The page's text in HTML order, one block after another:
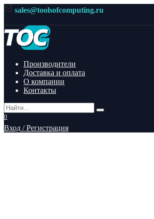
Перейти
содержанию
sales@toolsofcomputing.ru
Производители
Доставка и оплата
О компании
Контакты
Search
for:
0
Вход / Регистрация